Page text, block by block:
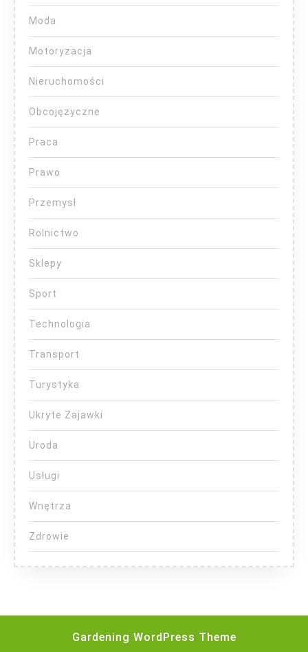
Moda
Motoryzacja
Nieruchomości
Obcojęzyczne
Praca
Prawo
Przemysł
Rolnictwo
Sklepy
Sport
Technologia
Transport
Turystyka
Ukryte Zajawki
Uroda
Usługi
Wnętrza
Zdrowie
Gardening WordPress Theme